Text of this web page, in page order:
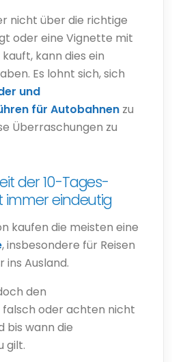
nicht über die richtige
oder eine Vignette mit
kann dies ein
Es lohnt sich, sich
und
für Autobahnen zu
Überraschungen zu
der 10-Tages-
immer eindeutig
kaufen die meisten eine
, insbesondere für Reisen
ins Ausland.
den
oder achten nicht
bis wann die
gilt.